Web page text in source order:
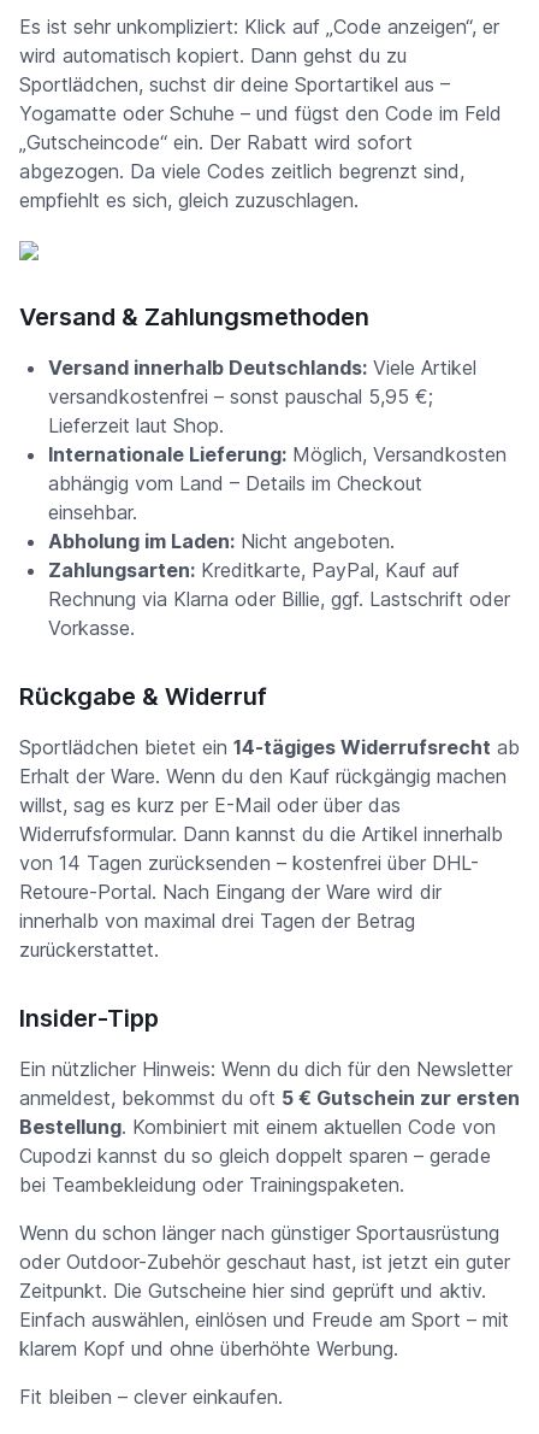
Es ist sehr unkompliziert: Klick auf „Code anzeigen“, er
wird automatisch kopiert. Dann gehst du zu
Sportlädchen, suchst dir deine Sportartikel aus –
Yogamatte oder Schuhe – und fügst den Code im Feld
„Gutscheincode“ ein. Der Rabatt wird sofort
abgezogen. Da viele Codes zeitlich begrenzt sind,
empfiehlt es sich, gleich zuzuschlagen.
Versand & Zahlungsmethoden
Versand innerhalb Deutschlands: Viele Artikel
versandkostenfrei – sonst pauschal 5,95 €;
Lieferzeit laut Shop.
Internationale Lieferung: Möglich, Versandkosten
abhängig vom Land – Details im Checkout
einsehbar.
Abholung im Laden: Nicht angeboten.
Zahlungsarten: Kreditkarte, PayPal, Kauf auf
Rechnung via Klarna oder Billie, ggf. Lastschrift oder
Vorkasse.
Rückgabe & Widerruf
Sportlädchen bietet ein 14-tägiges Widerrufsrecht ab
Erhalt der Ware. Wenn du den Kauf rückgängig machen
willst, sag es kurz per E-Mail oder über das
Widerrufsformular. Dann kannst du die Artikel innerhalb
von 14 Tagen zurücksenden – kostenfrei über DHL-
Retoure-Portal. Nach Eingang der Ware wird dir
innerhalb von maximal drei Tagen der Betrag
zurückerstattet.
Insider-Tipp
Ein nützlicher Hinweis: Wenn du dich für den Newsletter
anmeldest, bekommst du oft 5 € Gutschein zur ersten
Bestellung. Kombiniert mit einem aktuellen Code von
Cupodzi kannst du so gleich doppelt sparen – gerade
bei Teambekleidung oder Trainingspaketen.
Wenn du schon länger nach günstiger Sportausrüstung
oder Outdoor-Zubehör geschaut hast, ist jetzt ein guter
Zeitpunkt. Die Gutscheine hier sind geprüft und aktiv.
Einfach auswählen, einlösen und Freude am Sport – mit
klarem Kopf und ohne überhöhte Werbung.
Fit bleiben – clever einkaufen.